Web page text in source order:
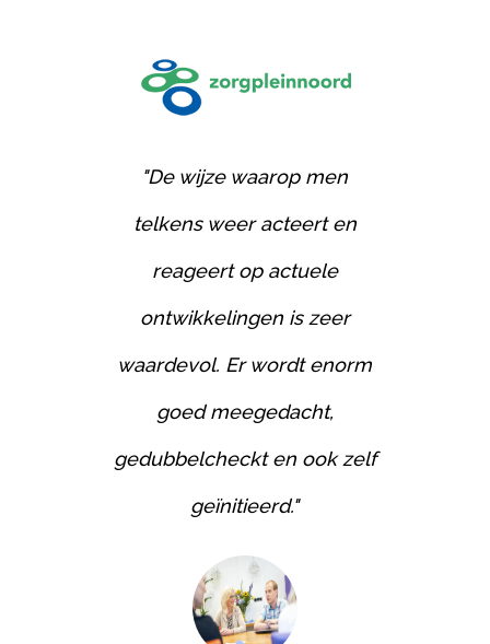
"De wijze waarop men
telkens weer acteert en
reageert op actuele
ontwikkelingen is zeer
waardevol. Er wordt enorm
goed meegedacht,
gedubbelcheckt en ook zelf
geïnitieerd."